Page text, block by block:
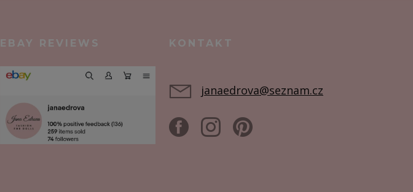
EBAY REVIEWS KONTAKT
janaedrova@seznam.cz